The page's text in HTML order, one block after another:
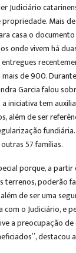
Judiciário
Mais
casa o
onde vivem há
de 900.
Garcia falou
iniciativa tem
além de ser
57 famílias.
porque, a
terrenos, poderão
de ser uma
com o Judiciário, e
a preocupação
destacou